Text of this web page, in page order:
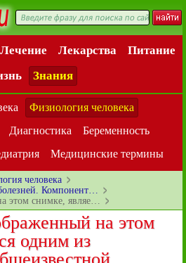
Лечение Лекарства
Питание
Знания
Физиология человека
Диагностика
Беременность
Медицинские термины
человека
Компонент…
этом снимке, являе…
на этом
одним из